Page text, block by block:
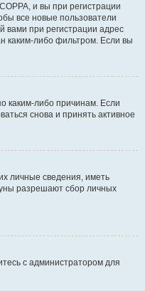
и вы при регистрации
все новые пользователи
вами при регистрации адрес
каким-либо фильтром. Если вы
каким-либо причинам. Если
снова и принять активное
личные сведения, иметь
разрешают сбор личных
с администратором для